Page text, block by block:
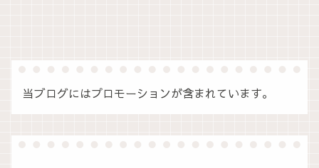
当ブログにはプロモーションが含まれています。